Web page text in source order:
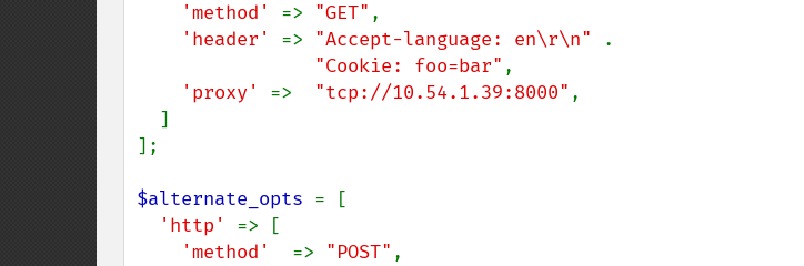
'method' => "GET" ,
'header' => "Accept-language: en\r\n"
.
"Cookie: foo=bar" ,
'proxy' => "tcp://10.54.1.39:8000" ,
];
$alternate_opts = [
'http' => [
'method' => "POST" ,